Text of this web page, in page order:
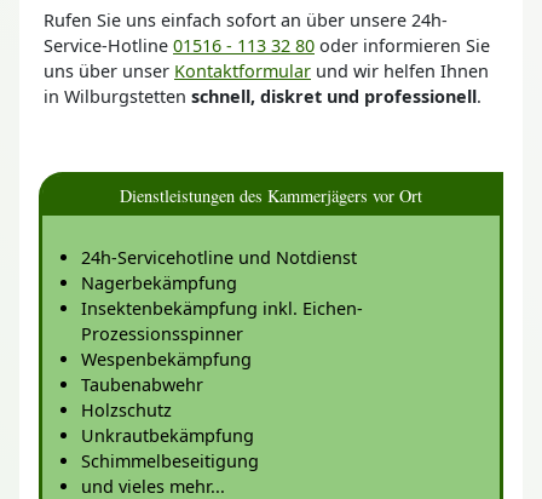
Rufen Sie uns einfach sofort an über unsere 24h-
Service-Hotline 01516 - 113 32 80 oder informieren Sie
uns über unser Kontaktformular und wir helfen Ihnen
in Wilburgstetten schnell, diskret und professionell.
Dienstleistungen des Kammerjägers vor Ort
24h-Servicehotline und Notdienst
Nagerbekämpfung
Insektenbekämpfung inkl. Eichen-
Prozessionsspinner
Wespenbekämpfung
Taubenabwehr
Holzschutz
Unkrautbekämpfung
Schimmelbeseitigung
und vieles mehr...